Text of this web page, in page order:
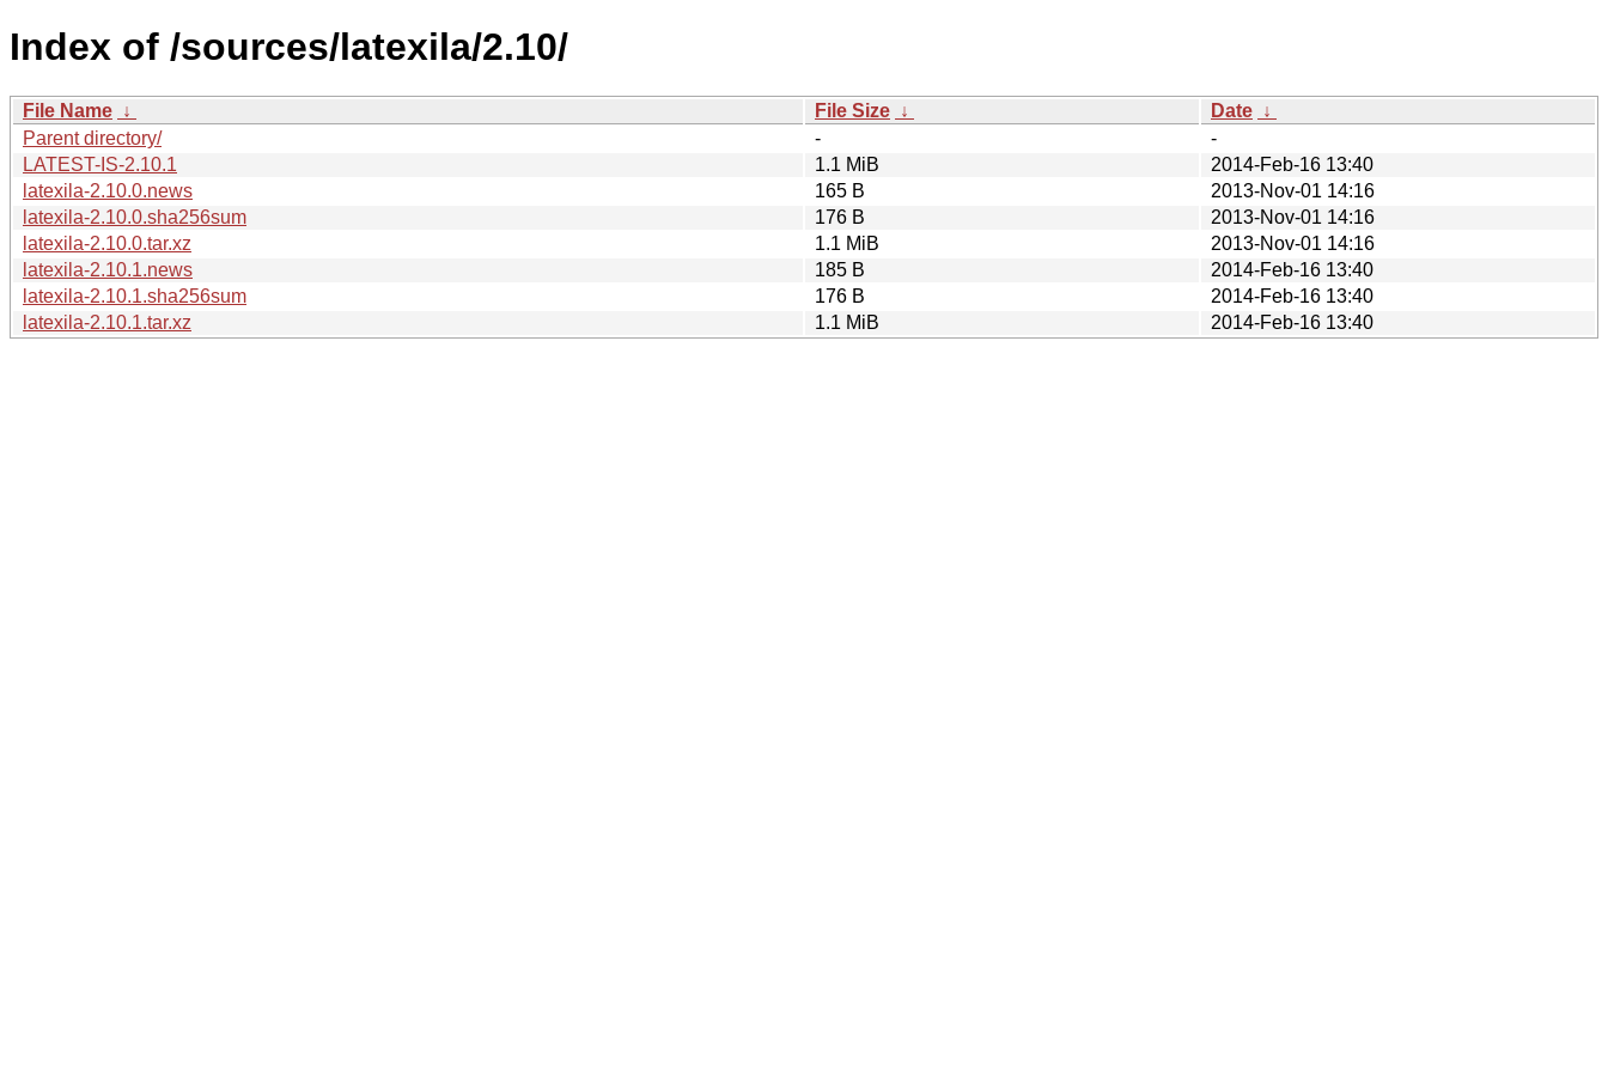
Index of /sources/latexila/2.10/
File Name ↓ File Size ↓ Date ↓
Parent directory/
-
-
LATEST-IS-2.10.1
1.1 MiB
2014-Feb-16 13:40
latexila-2.10.0.news
165 B
2013-Nov-01 14:16
latexila-2.10.0.sha256sum
176 B
2013-Nov-01 14:16
latexila-2.10.0.tar.xz
1.1 MiB
2013-Nov-01 14:16
latexila-2.10.1.news
185 B
2014-Feb-16 13:40
latexila-2.10.1.sha256sum
176 B
2014-Feb-16 13:40
latexila-2.10.1.tar.xz
1.1 MiB 2014-Feb-16 13:40